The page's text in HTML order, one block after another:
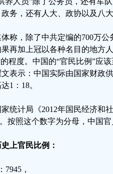
务，还有人大、政协以及八大
称，除了中共定编的700万
再加上冠以各种名目的地方
程度。中国的“官民比例”应
表示：中国实际由国家财政
1：18。
统计局《2012年国民经济和
按照这个数字为分母，中国
上官民比例：
7945，